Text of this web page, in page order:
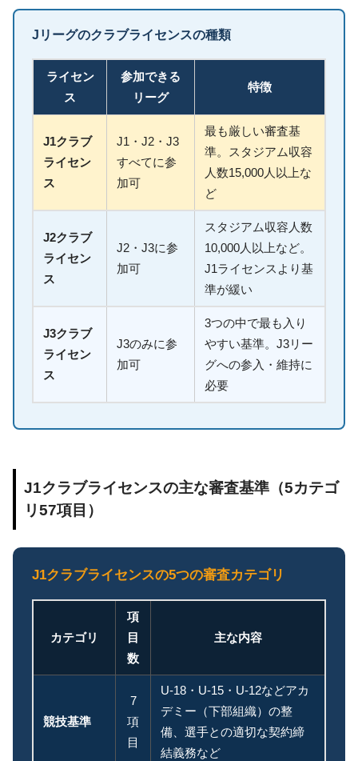
Jリーグのクラブライセンスの種類
ライセン
ス
参加できる
リーグ
特徴
J1クラブ
ライセン
ス
J1・J2・J3
すべてに参
加可
最も厳しい審査基
準。スタジアム収容
人数15,000人以上な
ど
J2クラブ
ライセン
ス
J2・J3に参
加可
スタジアム収容人数
10,000人以上など。
J1ライセンスより基
準が緩い
J3クラブ
ライセン
ス
J3のみに参
加可
3つの中で最も入り
やすい基準。J3リー
グへの参入・維持に
必要
J1クラブライセンスの主な審査基準（5カテゴ
リ57項目）
J1クラブライセンスの5つの審査カテゴリ
カテゴリ
項
目
数
主な内容
競技基準
7
項
目
U-18・U-15・U-12などアカ
デミー（下部組織）の整
備、選手との適切な契約締
結義務など